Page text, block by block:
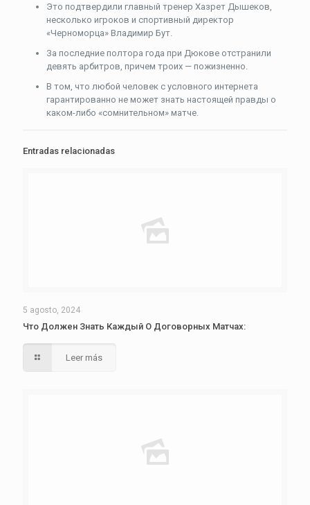
Это подтвердили главный тренер Хазрет Дышеков,
несколько игроков и спортивный директор
«Черноморца» Владимир Бут.
За последние полтора года при Дюкове отстранили
девять арбитров, причем троих — пожизненно.
В том, что любой человек с условного интернета
гарантированно не может знать настоящей правды о
каком-либо «сомнительном» матче.
Entradas relacionadas
5 agosto, 2024
Что Должен Знать Каждый О Договорных Матчах:
Leer más